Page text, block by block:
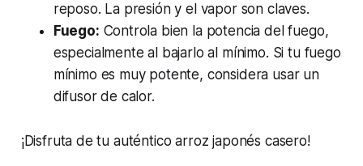
reposo. La presión y el vapor son claves.
Fuego: Controla bien la potencia del fuego,
especialmente al bajarlo al mínimo. Si tu fuego
mínimo es muy potente, considera usar un
difusor de calor.
¡Disfruta de tu auténtico arroz japonés casero!